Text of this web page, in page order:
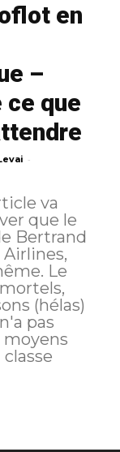
en
–
ce que
-
va
que le
Bertrand
Le
(hélas)
pas